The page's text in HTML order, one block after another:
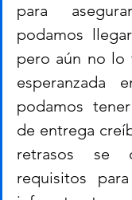
para
podamos
pero aún no lo
esperanzada
podamos
de entrega
retrasos se
requisitos